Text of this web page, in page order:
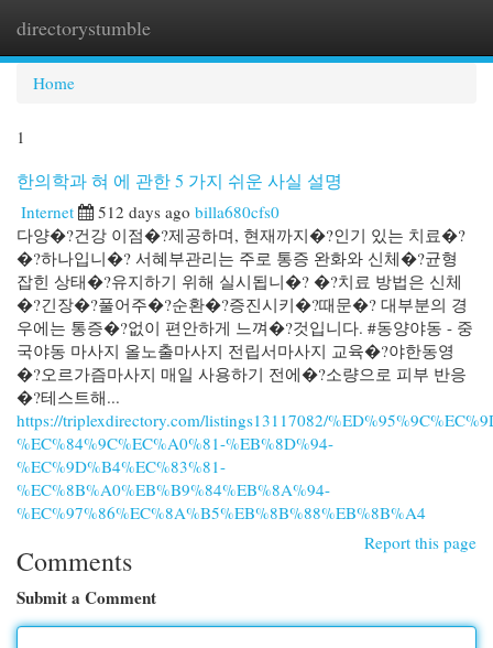
directorystumble
Home
1
한의학과 혀 에 관한 5 가지 쉬운 사실 설명
Internet 512 days ago billa680cfs0
다양�?건강 이점�?제공하며, 현재까지�?인기 있는 치료�?
�?하나입니�? 서혜부관리는 주로 통증 완화와 신체�?균형
잡힌 상태�?유지하기 위해 실시됩니�? �?치료 방법은 신체
�?긴장�?풀어주�?순환�?증진시키�?때문�? 대부분의 경
우에는 통증�?없이 편안하게 느껴�?것입니다. #동양야동 - 중
국야동 마사지 올노출마사지 전립서마사지 교육�?야한동영
�?오르가즘마사지 매일 사용하기 전에�?소량으로 피부 반응
�?테스트해...
https://triplexdirectory.com/listings13117082/
%EC%84%9C%EC%A0%81-%EB%8D%94-
%EC%9D%B4%EC%83%81-
%EC%8B%A0%EB%B9%84%EB%8A%94-
%EC%97%86%EC%8A%B5%EB%8B%88%EB%8B%A4
Report this page
Comments
Submit a Comment